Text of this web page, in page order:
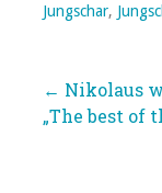
Jungschar,
← Nikolaus
„The best of